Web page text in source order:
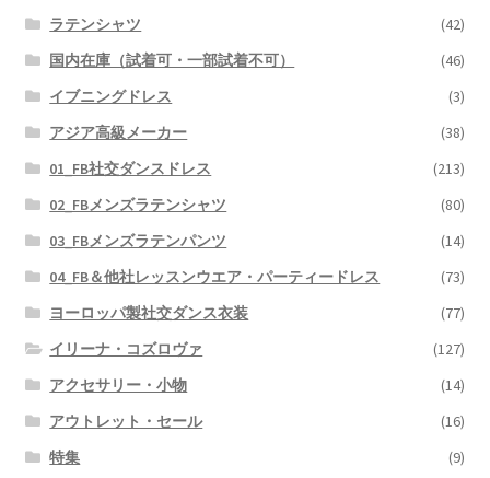
ラテンシャツ
(42)
国内在庫（試着可・一部試着不可）
(46)
イブニングドレス
(3)
アジア高級メーカー
(38)
01_FB社交ダンスドレス
(213)
02_FBメンズラテンシャツ
(80)
03_FBメンズラテンパンツ
(14)
04_FB＆他社レッスンウエア・パーティードレス
(73)
ヨーロッパ製社交ダンス衣装
(77)
イリーナ・コズロヴァ
(127)
アクセサリー・小物
(14)
アウトレット・セール
(16)
特集
(9)